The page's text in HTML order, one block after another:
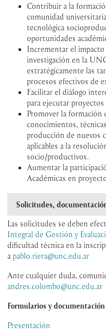
Contribuir a la
comunidad
tecnológica
oportunidades
Incrementar el impacto
investigación en la
estratégicamente las
procesos efectivos de
Facilitar el diálogo
para ejecutar
Promover la formación
conocimientos,
producción de nuevos
aplicables a la
socio/productivos.
Aumentar la
Académicas en
Solicitudes,
Las solicitudes se deben
Integral de Gestión y
dificultad técnica en la
a pablo.riera@unc.edu.ar
​Ante cualquier duda,
andres.colombo@unc.edu.ar
Formularios y documentación
Presentación